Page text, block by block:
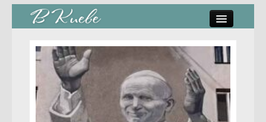
стрит-арт
коты Киева